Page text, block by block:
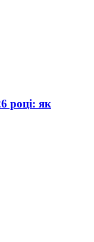
році: як